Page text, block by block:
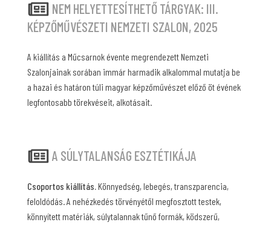
NEM HELYETTESÍTHETŐ TÁRGYAK: III.
KÉPZŐMŰVÉSZETI NEMZETI SZALON, 2025
A kiállítás a Műcsarnok évente megrendezett Nemzeti
Szalonjainak sorában immár harmadik alkalommal mutatja be
a hazai és határon túli magyar képzőművészet előző öt évének
legfontosabb törekvéseit, alkotásait.
A SÚLYTALANSÁG ESZTÉTIKÁJA
Csoportos kiállítás.Könnyedség, lebegés, transzparencia,
feloldódás. A nehézkedés törvényétől megfosztott testek,
könnyített matériák, súlytalannak tűnő formák, ködszerű,